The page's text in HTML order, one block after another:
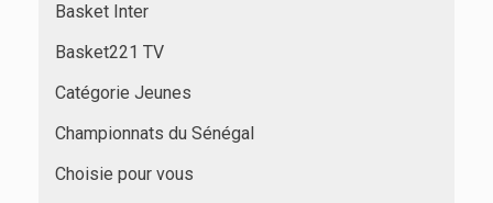
Basket Inter
Basket221 TV
Catégorie Jeunes
Championnats du Sénégal
Choisie pour vous